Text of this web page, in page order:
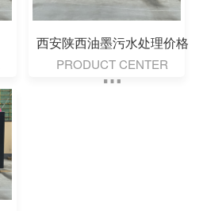
西安陕西油墨污水处理价格
PRODUCT CENTER